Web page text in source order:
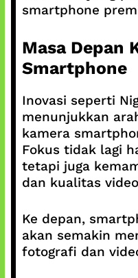
smartphone
Masa Depan
Smartphone
Inovasi seperti
menunjukkan
kamera
Fokus tidak lagi
tetapi juga
dan kualitas
Ke depan,
akan semakin
fotografi dan